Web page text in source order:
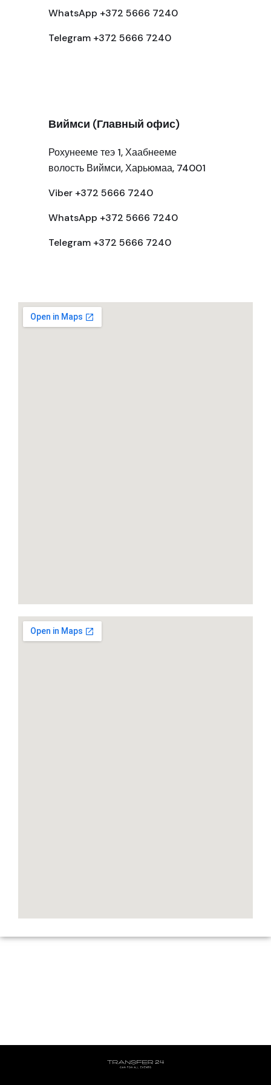
WhatsApp +372 5666 7240
Telegram +372 5666 7240
Виймси (Главный офис)
Рохунееме теэ 1, Хаабнееме
волость Виймси, Харьюмаа, 74001
Viber +372 5666 7240
WhatsApp +372 5666 7240
Telegram +372 5666 7240